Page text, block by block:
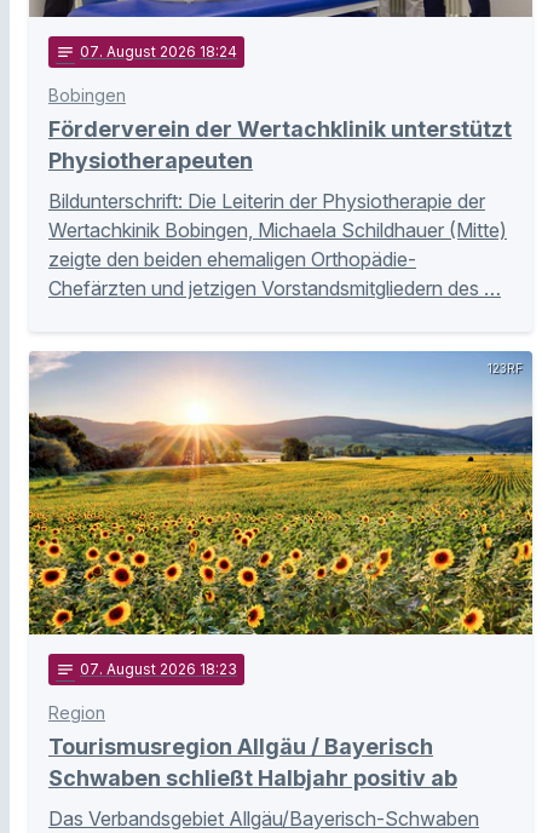
notes 07. August 2026 18:24
Bobingen
Förderverein der Wertachklinik unterstützt
Physiotherapeuten
Bildunterschrift: Die Leiterin der Physiotherapie der
Wertachkinik Bobingen, Michaela Schildhauer (Mitte)
zeigte den beiden ehemaligen Orthopädie-
Chefärzten und jetzigen Vorstandsmitgliedern des …
123RF
notes 07. August 2026 18:23
Region
Tourismusregion Allgäu / Bayerisch
Schwaben schließt Halbjahr positiv ab
Das Verbandsgebiet Allgäu/Bayerisch-Schwaben